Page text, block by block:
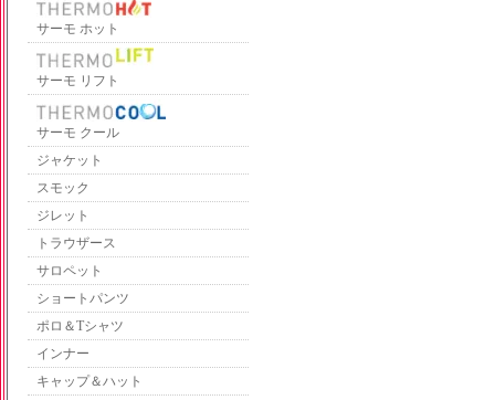
サーモ ホット
サーモ リフト
サーモ クール
ジャケット
スモック
ジレット
トラウザース
サロペット
ショートパンツ
ポロ＆Tシャツ
インナー
キャップ＆ハット